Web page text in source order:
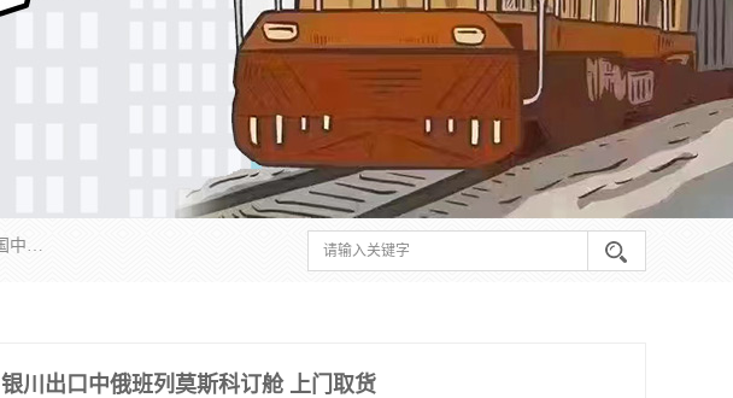
邦赋供应链管理成都有限公司是一家全球性的货物运输代理公司，主要从事：波兰中欧班列、德国中欧班列、出口莫斯科班列、中欧班列进口、蓉欧铁路、成都出口空运等业务，同时亦提供报关、报检、仓储、码头操作等服务。
银川出口中俄班列莫斯科订舱 上门取货